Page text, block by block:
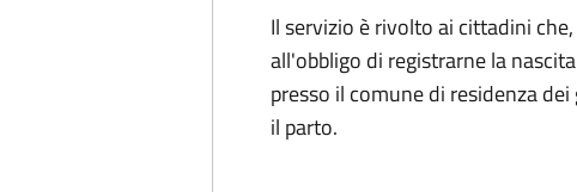
Il servizio è rivolto ai cittadini
all'obbligo di registrarne la
presso il comune di residenza
il parto.